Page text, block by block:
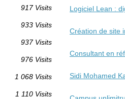
917 Visits
933 Visits
937 Visits
976 Visits
1 068 Visits
1 110 Visits
Logiciel Lean :
Création de site
Consultant en
Sidi Mohamed